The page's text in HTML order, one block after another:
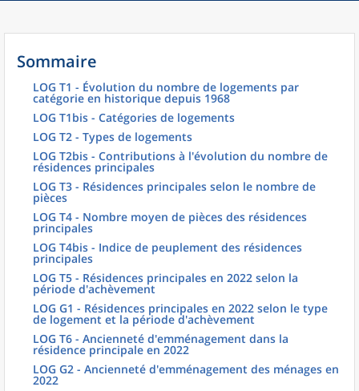
Sommaire
LOG T1 - Évolution du nombre de logements par
catégorie en historique depuis 1968
LOG T1bis - Catégories de logements
LOG T2 - Types de logements
LOG T2bis - Contributions à l'évolution du nombre de
résidences principales
LOG T3 - Résidences principales selon le nombre de
pièces
LOG T4 - Nombre moyen de pièces des résidences
principales
LOG T4bis - Indice de peuplement des résidences
principales
LOG T5 - Résidences principales en 2022 selon la
période d'achèvement
LOG G1 - Résidences principales en 2022 selon le type
de logement et la période d'achèvement
LOG T6 - Ancienneté d'emménagement dans la
résidence principale en 2022
LOG G2 - Ancienneté d'emménagement des ménages en
2022